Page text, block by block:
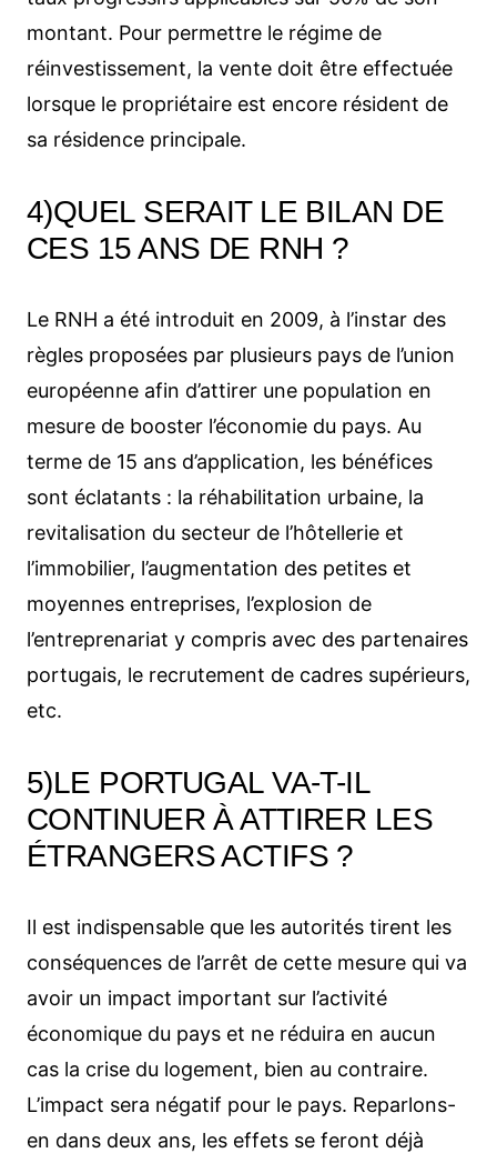
montant. Pour permettre le régime de
réinvestissement, la vente doit être effectuée
lorsque le propriétaire est encore résident de
sa résidence principale.
4)QUEL SERAIT LE BILAN DE
CES 15 ANS DE RNH ?
Le RNH a été introduit en 2009, à l’instar des
règles proposées par plusieurs pays de l’union
européenne afin d’attirer une population en
mesure de booster l’économie du pays. Au
terme de 15 ans d’application, les bénéfices
sont éclatants : la réhabilitation urbaine, la
revitalisation du secteur de l’hôtellerie et
l’immobilier, l’augmentation des petites et
moyennes entreprises, l’explosion de
l’entreprenariat y compris avec des partenaires
portugais, le recrutement de cadres supérieurs,
etc.
5)LE PORTUGAL VA-T-IL
CONTINUER À ATTIRER LES
ÉTRANGERS ACTIFS ?
Il est indispensable que les autorités tirent les
conséquences de l’arrêt de cette mesure qui va
avoir un impact important sur l’activité
économique du pays et ne réduira en aucun
cas la crise du logement, bien au contraire.
L’impact sera négatif pour le pays. Reparlons-
en dans deux ans, les effets se feront déjà